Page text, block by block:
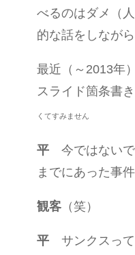
べるのはダメ（
的な話をしなが
最近（～2013年
スライド箇条書
くてすみません
平 今ではない
までにあった事件
観客（笑）
平サンクスって